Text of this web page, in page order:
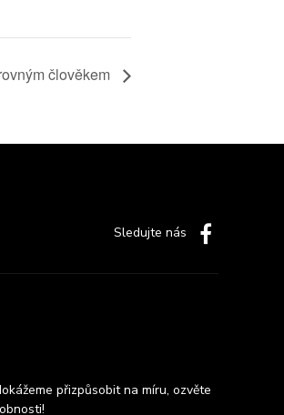
člověkem
Sledujte nás
přizpůsobit na míru, ozvěte